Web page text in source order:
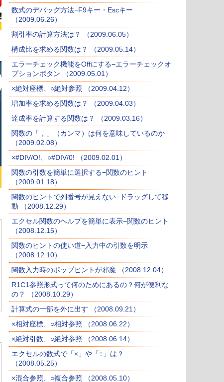
数式のデバッグ方法−F9キー・Escキー
（2009.06.26）
割引率の計算方法は？ （2009.06.05）
構成比を求める関数は？ （2009.05.14）
エラーチェック機能をOffにする−エラーチェックオ
プションボタン （2009.05.01）
×絶対座標、○絶対参照 （2009.04.12）
増加率を求める関数は？ （2009.04.03）
達成率を計算する関数は？ （2009.03.16）
関数の「，」（カンマ）は何を意味しているのか
（2009.02.08）
×#DIV/O!、○#DIV/0! （2009.02.01）
関数の引数を簡単に選択する−関数のヒント
（2009.01.18）
関数のヒントで列番号が見えない−ドラッグして移
動 （2008.12.29）
エクセル関数のヘルプを簡単に表示−関数のヒント
（2008.12.15）
関数のヒントの使い道−入力中の引数を明示
（2008.12.10）
関数入力時のポップヒントが邪魔 （2008.12.04）
R1C1参照形式って何のためにあるの？何が便利な
の？ （2008.10.29）
計算式の一部を外に出す （2008.09.21）
×相対座標、○相対参照 （2008.06.22）
×絶対引数、○絶対参照 （2008.06.14）
エクセルの数式で「×」や「÷」は？
（2008.05.25）
×混合参照、○複合参照 （2008.05.10）